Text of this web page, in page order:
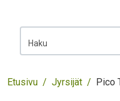
Haku
Murupolku
Etusivu Jyrsijät Pico